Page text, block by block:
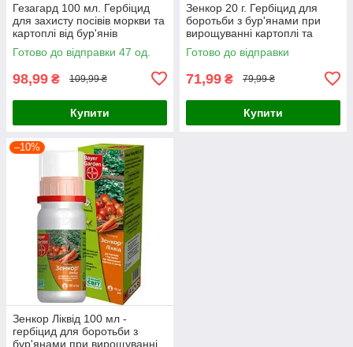
Гезагард 100 мл. Гербіцид
для захисту посівів моркви та
картоплі від бур'янів
Готово до відправки 47 од.
98,99 ₴ 109,99 ₴
Купити
Зенкор 20 г. Гербіцид для
боротьби з бур'янами при
вирощуванні картоплі та
томатів
Готово до відправки
71,99 ₴ 79,99 ₴
Купити
–10%
Зенкор Ліквід 100 мл -
гербіцид для боротьби з
бур'янами при вирощуванні